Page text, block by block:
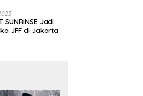
SUNRINSE Jadi
JFF di Jakarta